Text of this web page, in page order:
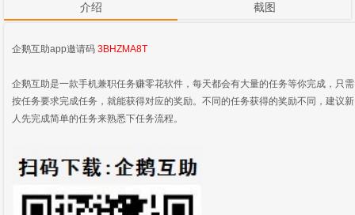
介绍 截图
企鹅互助app邀请码 3BHZMA8T
企鹅互助是一款手机兼职任务赚零花软件，每天都会有大量的任务等你完成，只需
按任务要求完成任务，就能获得对应的奖励。不同的任务获得的奖励不同，建议新
人先完成简单的任务来熟悉下任务流程。